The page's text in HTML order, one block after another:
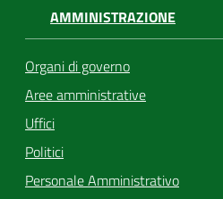
AMMINISTRAZIONE
Organi di governo
Aree amministrative
Uffici
Politici
Personale Amministrativo